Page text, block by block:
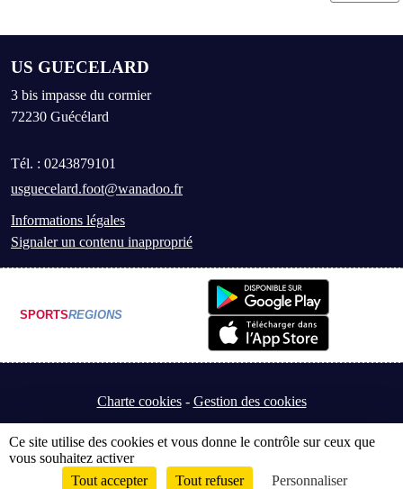
US GUECELARD
3 bis impasse du cormier
72230 Guécélard
Tél. : 0243879101
usguecelard.foot@wanadoo.fr
Informations légales
Signaler un contenu inapproprié
SPORTSREGIONS
Charte cookies Gestion des cookies
Envie de participer ? Connexion
Ce site utilise des cookies et vous donne le contrôle sur ceux que
vous souhaitez activer
Tout accepter
Tout refuser Personnaliser